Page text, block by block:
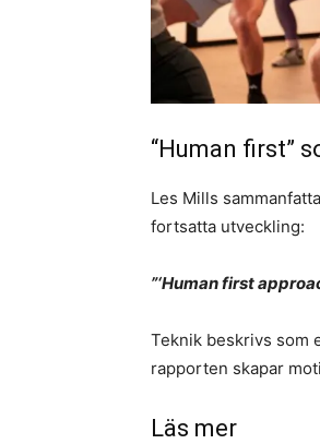
“Human first”
Les Mills
fortsatta utveckling:
”‘Human first
Teknik beskrivs som
rapporten skapar
Läs mer